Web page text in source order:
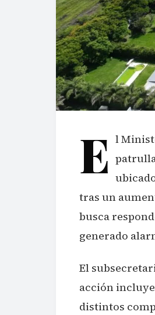
E l
tras un
busca
generado
El
acción
distintos